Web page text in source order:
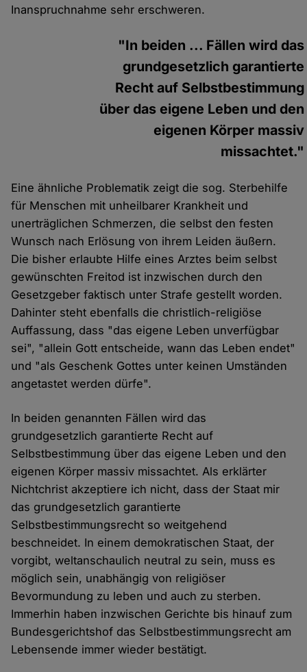
Inanspruchnahme sehr erschweren.
"In beiden ... Fällen wird das
grundgesetzlich garantierte
Recht auf Selbstbestimmung
über das eigene Leben und den
eigenen Körper massiv
missachtet."
Eine ähnliche Problematik zeigt die sog. Sterbehilfe
für Menschen mit unheilbarer Krankheit und
unerträglichen Schmerzen, die selbst den festen
Wunsch nach Erlösung von ihrem Leiden äußern.
Die bisher erlaubte Hilfe eines Arztes beim selbst
gewünschten Freitod ist inzwischen durch den
Gesetzgeber faktisch unter Strafe gestellt worden.
Dahinter steht ebenfalls die christlich-religiöse
Auffassung, dass "das eigene Leben unverfügbar
sei", "allein Gott entscheide, wann das Leben endet"
und "als Geschenk Gottes unter keinen Umständen
angetastet werden dürfe".
In beiden genannten Fällen wird das
grundgesetzlich garantierte Recht auf
Selbstbestimmung über das eigene Leben und den
eigenen Körper massiv missachtet. Als erklärter
Nichtchrist akzeptiere ich nicht, dass der Staat mir
das grundgesetzlich garantierte
Selbstbestimmungsrecht so weitgehend
beschneidet. In einem demokratischen Staat, der
vorgibt, weltanschaulich neutral zu sein, muss es
möglich sein, unabhängig von religiöser
Bevormundung zu leben und auch zu sterben.
Immerhin haben inzwischen Gerichte bis hinauf zum
Bundesgerichtshof das Selbstbestimmungsrecht am
Lebensende immer wieder bestätigt.